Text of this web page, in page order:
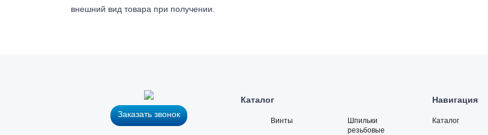
внешний вид товара при получении.
Заказать звонок
Каталог
Винты
Шпильки
резьбовые
Навигация
Каталог